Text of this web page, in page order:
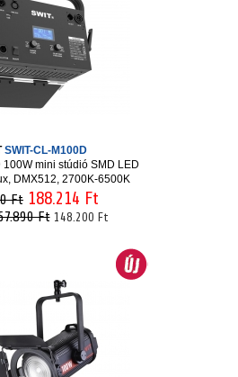
SWIT-CL-M100D
mini stúdió SMD LED
DMX512, 2700K-6500K
Ft 188.214 Ft
Ft 148.200 Ft